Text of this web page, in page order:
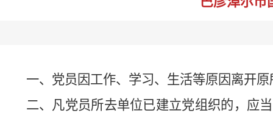
一、 党员因工作、学习、生活等原因离开
二、 凡党员所去单位已建立党组织的，应